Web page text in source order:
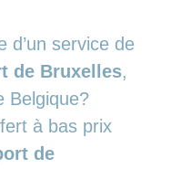
d’un service de
de Bruxelles,
Belgique?
à bas prix
de